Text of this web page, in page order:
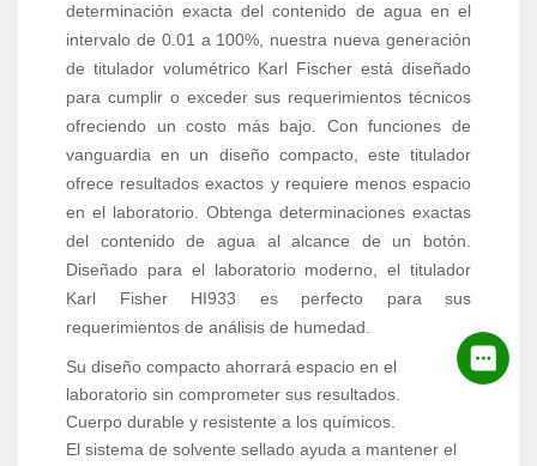
determinación exacta del contenido de agua en el
intervalo de 0.01 a 100%, nuestra nueva generación
de titulador volumétrico Karl Fischer está diseñado
para cumplir o exceder sus requerimientos técnicos
ofreciendo un costo más bajo. Con funciones de
vanguardia en un diseño compacto, este titulador
ofrece resultados exactos y requiere menos espacio
en el laboratorio. Obtenga determinaciones exactas
del contenido de agua al alcance de un botón.
Diseñado para el laboratorio moderno, el titulador
Karl Fisher HI933 es perfecto para sus
requerimientos de análisis de humedad.
Su diseño compacto ahorrará espacio en el
laboratorio sin comprometer sus resultados.
Cuerpo durable y resistente a los químicos.
El sistema de solvente sellado ayuda a mantener el